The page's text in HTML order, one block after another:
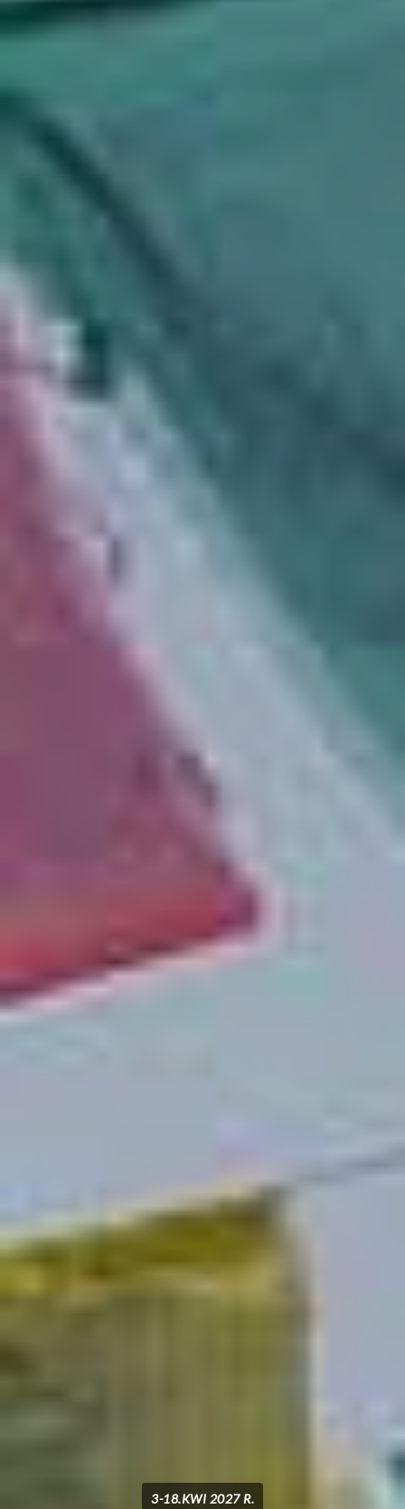
3-18.KWI 2027 R.